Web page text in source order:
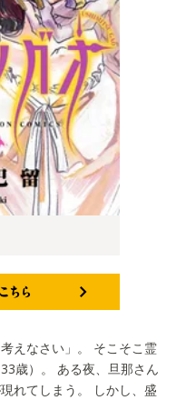
えなさい」。 そこそこ霊
歳）。 ある夜、旦那さん
れてしまう。 しかし、盛